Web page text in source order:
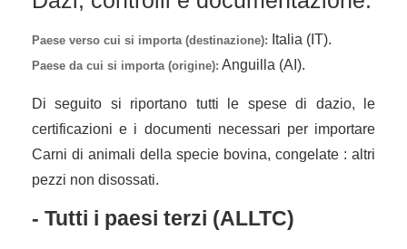
Paese verso cui si importa (destinazione): Italia (IT).
Paese da cui si importa (origine): Anguilla (AI).
Di seguito si riportano tutti le spese di dazio, le
certificazioni e i documenti necessari per importare
Carni di animali della specie bovina, congelate : altri
pezzi non disossati.
- Tutti i paesi terzi (ALLTC)